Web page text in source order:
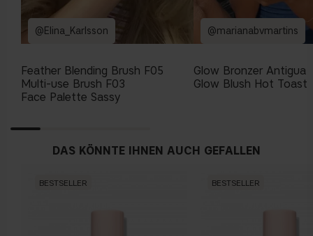
@Elina_Karlsson
Feather Blending Brush F05
Multi-use Brush F03
Face Palette Sassy
@marianabvmartins
Glow Bronzer Antigua
Glow Blush Hot Toast
DAS KÖNNTE IHNEN AUCH GEFALLEN
BESTSELLER BESTSELLER